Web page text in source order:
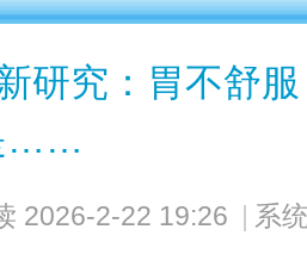
研究：胃不舒
……
2026-2-22 19:26
系